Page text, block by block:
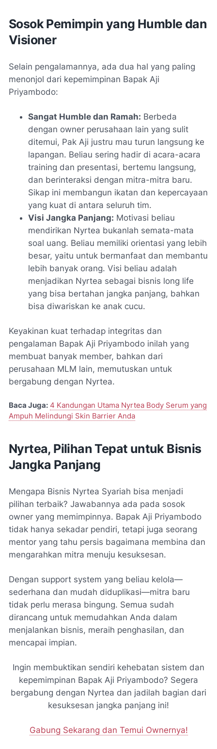
Sosok Pemimpin yang Humble dan
Visioner
Selain pengalamannya, ada dua hal yang paling
menonjol dari kepemimpinan Bapak Aji
Priyambodo:
Sangat Humble dan Ramah: Berbeda
dengan owner perusahaan lain yang sulit
ditemui, Pak Aji justru mau turun langsung ke
lapangan. Beliau sering hadir di acara-acara
training dan presentasi, bertemu langsung,
dan berinteraksi dengan mitra-mitra baru.
Sikap ini membangun ikatan dan kepercayaan
yang kuat di antara seluruh tim.
Visi Jangka Panjang: Motivasi beliau
mendirikan Nyrtea bukanlah semata-mata
soal uang. Beliau memiliki orientasi yang lebih
besar, yaitu untuk bermanfaat dan membantu
lebih banyak orang. Visi beliau adalah
menjadikan Nyrtea sebagai bisnis long life
yang bisa bertahan jangka panjang, bahkan
bisa diwariskan ke anak cucu.
Keyakinan kuat terhadap integritas dan
pengalaman Bapak Aji Priyambodo inilah yang
membuat banyak member, bahkan dari
perusahaan MLM lain, memutuskan untuk
bergabung dengan Nyrtea.
Baca Juga: 4 Kandungan Utama Nyrtea Body Serum yang
Ampuh Melindungi Skin Barrier Anda
Nyrtea, Pilihan Tepat untuk Bisnis
Jangka Panjang
Mengapa Bisnis Nyrtea Syariah bisa menjadi
pilihan terbaik? Jawabannya ada pada sosok
owner yang memimpinnya. Bapak Aji Priyambodo
tidak hanya sekadar pendiri, tetapi juga seorang
mentor yang tahu persis bagaimana membina dan
mengarahkan mitra menuju kesuksesan.
Dengan support system yang beliau kelola—
sederhana dan mudah diduplikasi—mitra baru
tidak perlu merasa bingung. Semua sudah
dirancang untuk memudahkan Anda dalam
menjalankan bisnis, meraih penghasilan, dan
mencapai impian.
Ingin membuktikan sendiri kehebatan sistem dan
kepemimpinan Bapak Aji Priyambodo? Segera
bergabung dengan Nyrtea dan jadilah bagian dari
kesuksesan jangka panjang ini!
Gabung Sekarang dan Temui Ownernya!